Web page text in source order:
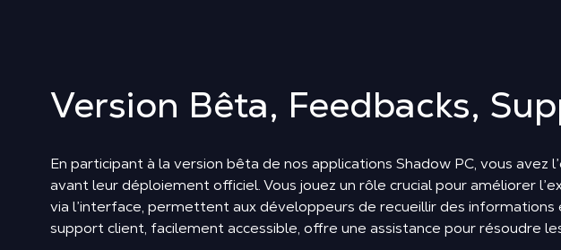
Version Bêta, Feedbacks,
En participant à la version bêta de nos applications Shadow PC, vous
avant leur déploiement officiel. Vous jouez un rôle crucial pour améliorer
via l’interface, permettent aux développeurs de recueillir des
support client, facilement accessible, offre une assistance pour résoudre